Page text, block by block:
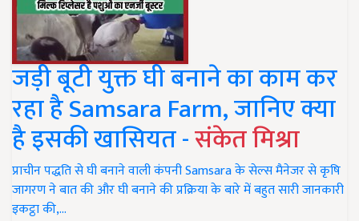
जड़ी बूटी युक्त घी बनाने का काम कर
रहा है Samsara Farm, जानिए क्या
है इसकी खासियत -संकेत मिश्रा
प्राचीन पद्धति से घी बनाने वाली कंपनी Samsara के सेल्स मैनेजर से कृषि
जागरण ने बात की और घी बनाने की प्रक्रिया के बारे में बहुत सारी जानकारी
इकट्ठा की,…